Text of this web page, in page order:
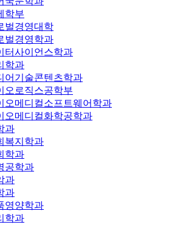
학부
벌경영대학
벌경영학과
터사이언스학과
학과
어기술콘텐츠학과
오로직스공학부
오메디컬소프트웨어학과
오메디컬화학공학과
과
복지학과
학과
공학과
과
과
영양학과
학과